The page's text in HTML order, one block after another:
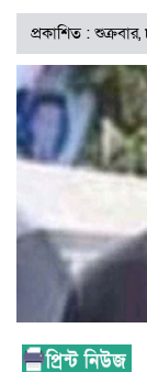
প্রকাশিত :